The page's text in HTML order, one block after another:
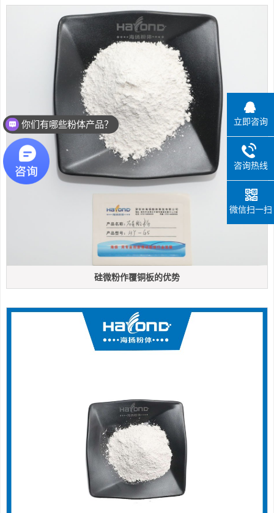
硅微粉作覆铜板的优势
立即咨询
咨询热线
微信扫一扫
你们有哪些粉体产品？